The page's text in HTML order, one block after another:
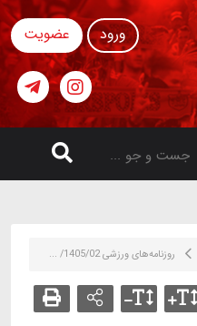
ورود عضویت
روزنامه‌های ورزشی 1405/02/ ...